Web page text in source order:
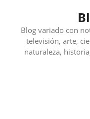
contenidoBlog variado con
televisión, arte,
naturaleza,